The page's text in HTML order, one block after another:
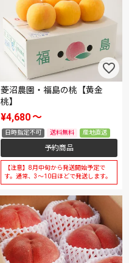
菱沼農園・福島の桃【黄金
桃】
¥4,680〜
日時指定不可 送料無料 産地直送
予約商品
【注意】8月中旬から発送開始予定で
す。通常、3～10日ほどで発送します。